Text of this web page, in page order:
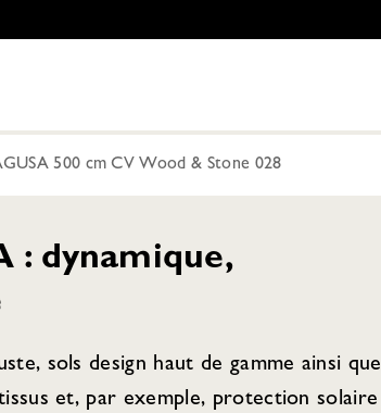
500 cm CV Wood & Stone 028
: dynamique,
sols design haut de gamme ainsi que
et, par exemple, protection solaire